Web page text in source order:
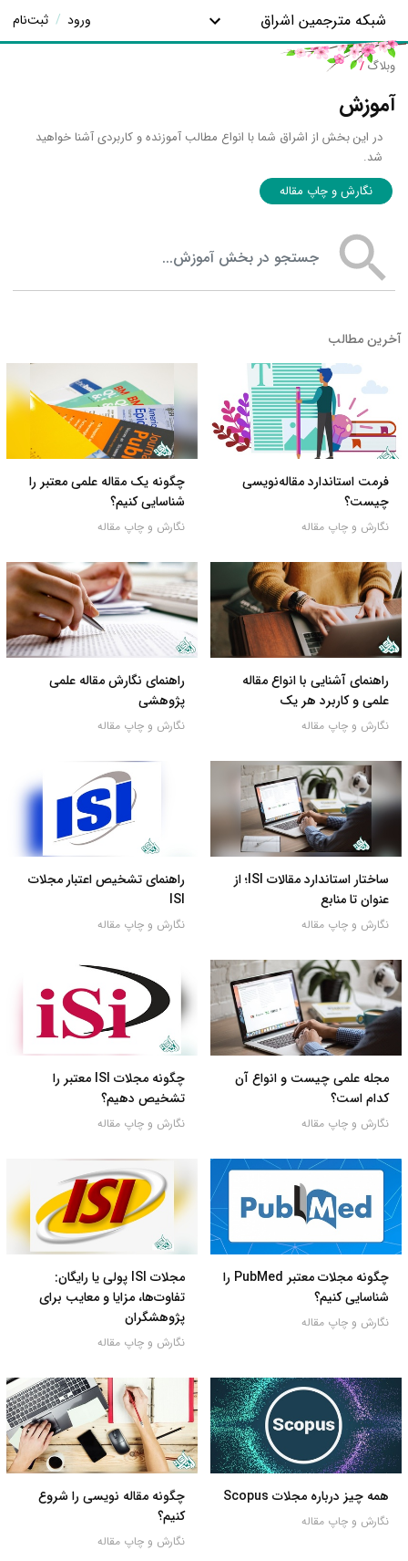
شبکه مترجمین اشراق ورود / ثبت‌نام
وبلاگ /
آموزش
در این بخش از اشراق شما با انواع مطالب آموزنده و کاربردی آشنا خواهید
شد.
نگارش و چاپ مقاله
آخرین مطالب
فرمت استاندارد مقاله‌نویسی
چیست؟
نگارش و چاپ مقاله
چگونه یک مقاله علمی معتبر را
شناسایی کنیم؟
نگارش و چاپ مقاله
راهنمای آشنایی با انواع مقاله
علمی و کاربرد هر یک
نگارش و چاپ مقاله
راهنمای نگارش مقاله علمی
پژوهشی
نگارش و چاپ مقاله
ساختار استاندارد مقالات ISI؛ از
عنوان تا منابع
نگارش و چاپ مقاله
راهنمای تشخیص اعتبار مجلات
ISI
نگارش و چاپ مقاله
مجله علمی چیست و انواع آن
کدام است؟
نگارش و چاپ مقاله
چگونه مجلات ISI معتبر را
تشخیص دهیم؟
نگارش و چاپ مقاله
چگونه مجلات معتبر PubMed را
شناسایی کنیم؟
نگارش و چاپ مقاله
مجلات ISI پولی یا رایگان:
تفاوت‌ها، مزایا و معایب برای
پژوهشگران
نگارش و چاپ مقاله
همه چیز درباره مجلات Scopus
نگارش و چاپ مقاله
چگونه مقاله نویسی را شروع
کنیم؟
نگارش و چاپ مقاله